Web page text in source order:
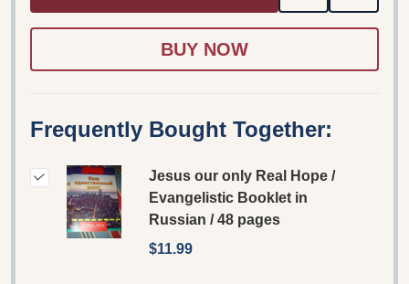
TO
Frequently Bought Together:
Jesus our only Real Hope /
Evangelistic Booklet in
Russian / 48 pages
$11.99